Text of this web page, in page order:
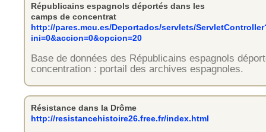
Républicains espagnols déportés dans les
camps de concentrat
http://pares.mcu.es/Deportados/servlets/
ini=0&accion=0&opcion=20
Base de données des Républicains espagnols
concentration : portail des archives espagnoles.
Résistance dans la Drôme
http://resistancehistoire26.free.fr/index.html